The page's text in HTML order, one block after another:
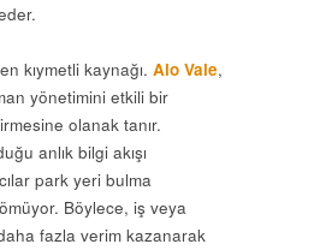
kıymetli kaynağı. Alo Vale,
yönetimini etkili bir
olanak tanır.
anlık bilgi akışı
park yeri bulma
Böylece, iş veya
fazla verim kazanarak